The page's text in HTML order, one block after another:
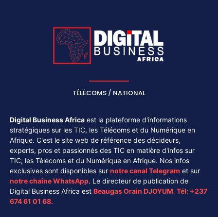
TÉLÉCOMS / NATIONAL
Digital Business Africa est la plateforme d'informations
stratégiques sur les TIC, les Télécoms et du Numérique en
Afrique. C'est le site web de référence des décideurs,
experts, pros et passionnés des TIC en matière d'infos sur
TIC, les Télécoms et du Numérique en Afrique. Nos infos
exclusives sont disponibles sur notre canal Telegram et sur
notre chaîneWhatsApp. Le directeur de publication de
Digital Business Africa est Beaugas Orain DJOYUM. Tél: +237
674 61 01 68.